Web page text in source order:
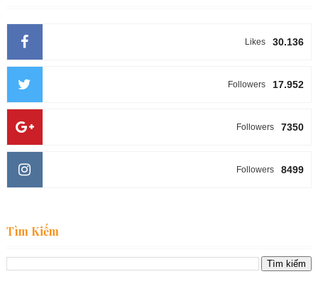
30.136
Likes
17.952
Followers
7350
Followers
8499
Followers
Tìm Kiếm